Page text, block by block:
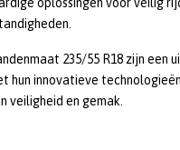
oplossingen voor veilig
235/55 R18 zijn
hun innovatieve
veiligheid en gemak.